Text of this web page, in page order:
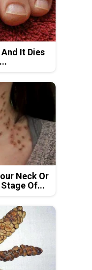
It Dies
Neck Or
Of...